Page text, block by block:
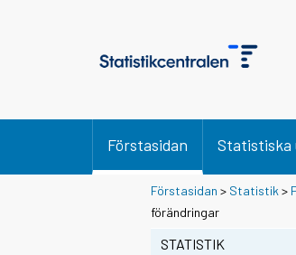
Förstasidan
Förstasidan > Statistik >
förändringar
STATISTIK